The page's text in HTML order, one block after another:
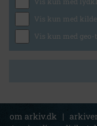
Vis kun med
Vis kun med geo-
om arkiv.dk | arkiver